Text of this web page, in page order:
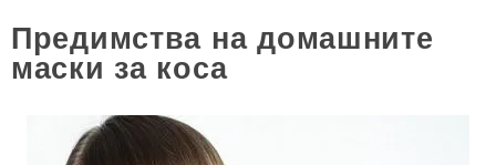
Предимства на домашните
маски за коса